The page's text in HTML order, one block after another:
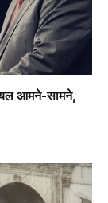
आमने-सामने,